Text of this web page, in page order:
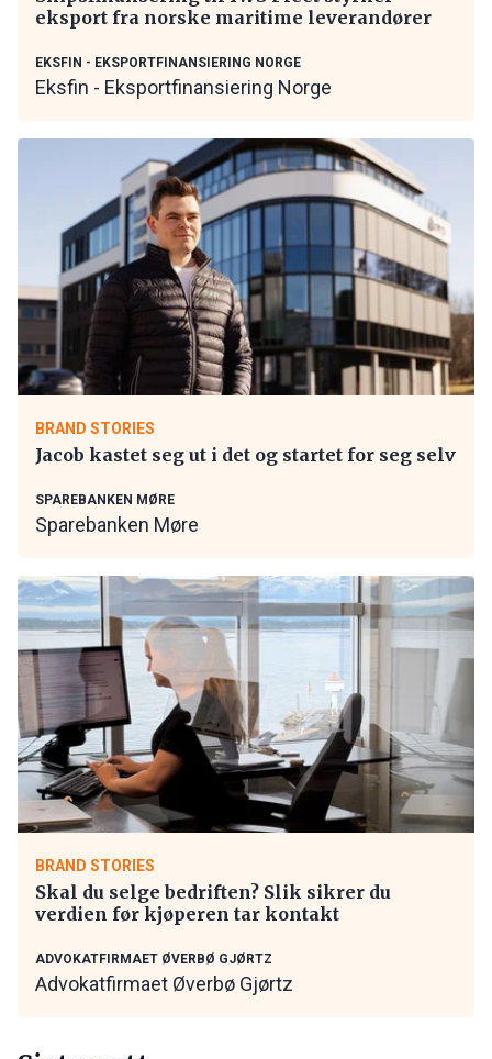
eksport fra norske maritime leverandører
EKSFIN - EKSPORTFINANSIERING NORGE
Eksfin - Eksportfinansiering Norge
BRAND STORIES
Jacob kastet seg ut i det og startet for seg selv
SPAREBANKEN MØRE
Sparebanken Møre
BRAND STORIES
Skal du selge bedriften? Slik sikrer du
verdien før kjøperen tar kontakt
ADVOKATFIRMAET ØVERBØ GJØRTZ
Advokatfirmaet Øverbø Gjørtz